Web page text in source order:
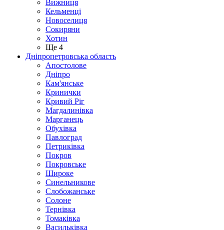
Вижниця
Кельменці
Новоселиця
Сокиряни
Хотин
Ще 4
Дніпропетровська область
Апостолове
Дніпро
Кам'янське
Кринички
Кривий Ріг
Магдалинівка
Марганець
Обухівка
Павлоград
Петриківка
Покров
Покровське
Широке
Синельникове
Слобожанське
Солоне
Тернівка
Томаківка
Васильківка